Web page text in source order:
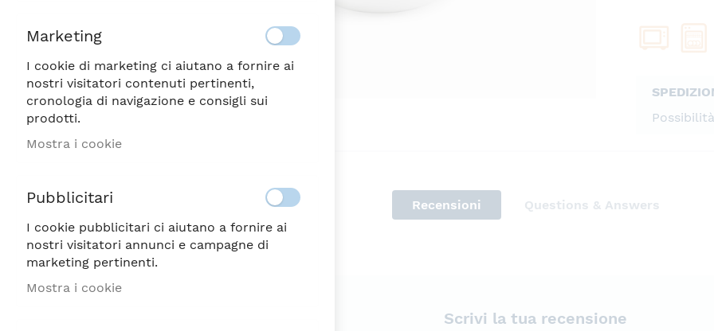
Vai
all'inizio
della
immagini
Recensioni
Scrivi la tua recensione
Questions & Answers
Marketing
I cookie di marketing ci aiutano a fornire ai
nostri visitatori contenuti pertinenti,
cronologia di navigazione e consigli sui
prodotti.
Mostra i cookie
Pubblicitari
I cookie pubblicitari ci aiutano a fornire ai
nostri visitatori annunci e campagne di
marketing pertinenti.
Mostra i cookie